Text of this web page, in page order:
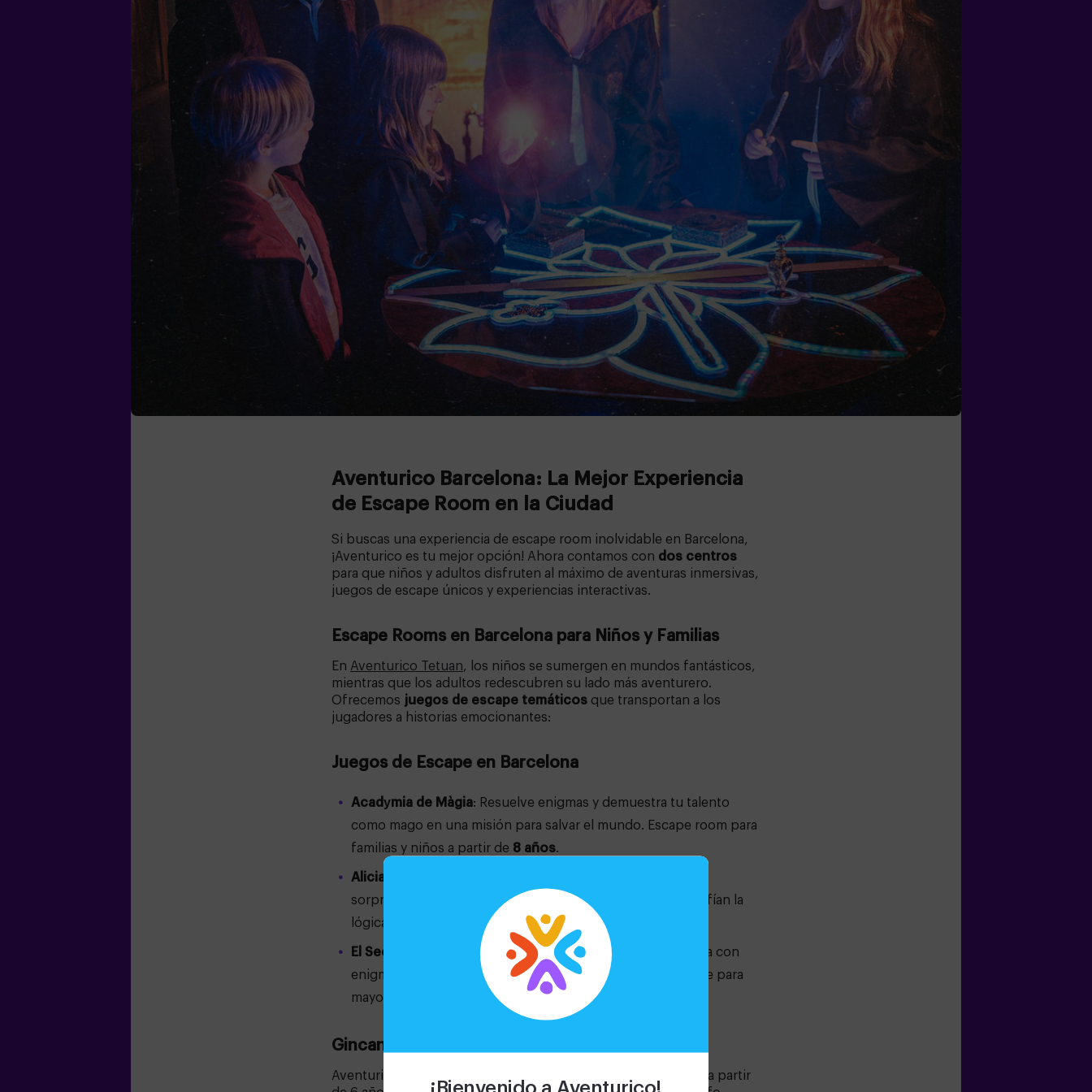
¡Bienvenido a Aventurico!
Aventurico Barcelona: La Mejor Experiencia
de Escape Room en la Ciudad
Si buscas una experiencia de escape room inolvidable en Barcelona,
¡Aventurico es tu mejor opción! Ahora contamos con dos centros
para que niños y adultos disfruten al máximo de aventuras inmersivas,
juegos de escape únicos y experiencias interactivas.
Escape Rooms en Barcelona para Niños y Familias
En Aventurico Tetuan, los niños se sumergen en mundos fantásticos,
mientras que los adultos redescubren su lado más aventurero.
Ofrecemos juegos de escape temáticos que transportan a los
jugadores a historias emocionantes:
Juegos de Escape en Barcelona
Acadуmia de Màgia: Resuelve enigmas y demuestra tu talento
como mago en una misión para salvar el mundo. Escape room para
familias y niños a partir de 8 años.
Alicia en el País de las Maravillas
sorpresas en un mundo donde el tiempo y el espacio desafían la
lógica. Perfecto para niños de10 años en adelante
El Secreto de la Jungla
: Sumérgete en una selva misteriosa con
enigmas inspirados en Jumanji. Una experiencia envolvente para
mayores de
Gincanas para Niños en Barcelona
Aventurico también ofrece
para niños a partir